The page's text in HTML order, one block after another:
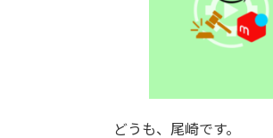
どうも、尾崎です。